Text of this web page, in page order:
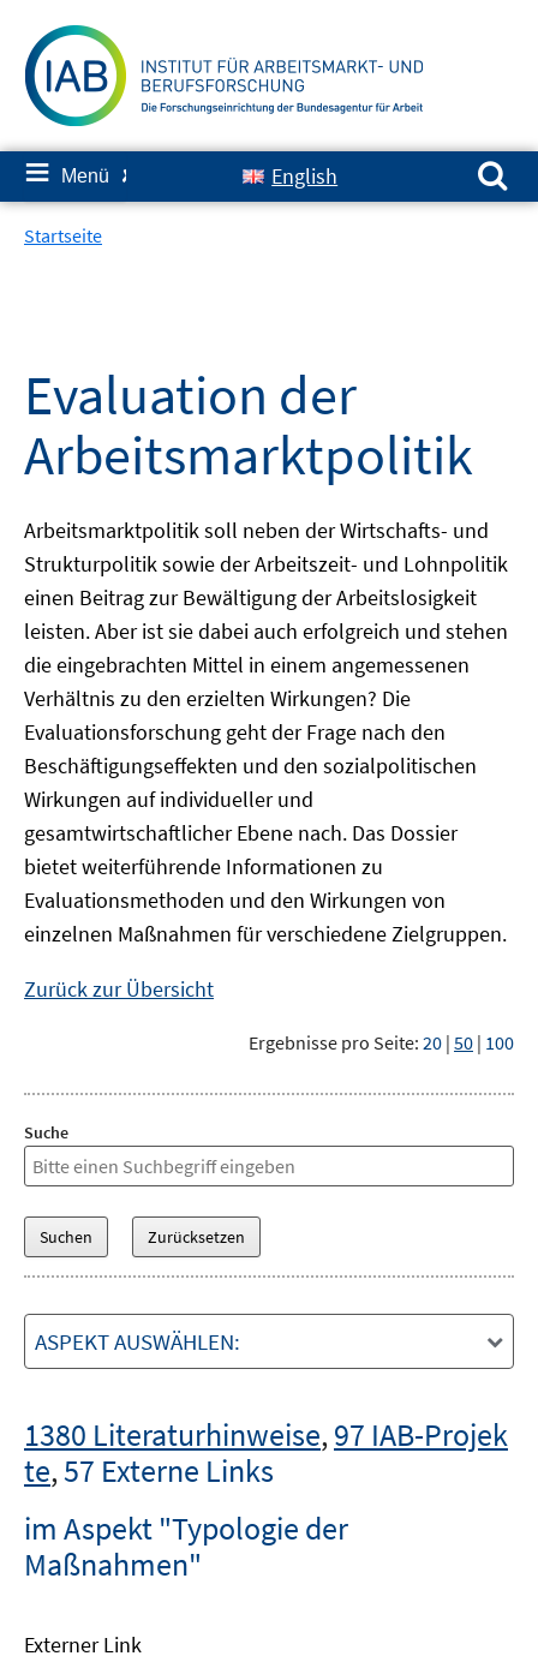
zum
Inhalt
≡ Menü ✘ English
Suchen nach:
Startseite
Evaluation der
Arbeitsmarktpolitik
Arbeitsmarktpolitik soll neben der Wirtschafts- und
Strukturpolitik sowie der Arbeitszeit- und Lohnpolitik
einen Beitrag zur Bewältigung der Arbeitslosigkeit
leisten. Aber ist sie dabei auch erfolgreich und stehen
die eingebrachten Mittel in einem angemessenen
Verhältnis zu den erzielten Wirkungen? Die
Evaluationsforschung geht der Frage nach den
Beschäftigungseffekten und den sozialpolitischen
Wirkungen auf individueller und
gesamtwirtschaftlicher Ebene nach. Das Dossier
bietet weiterführende Informationen zu
Evaluationsmethoden und den Wirkungen von
einzelnen Maßnahmen für verschiedene Zielgruppen.
Zurück zur Übersicht
Ergebnisse pro Seite: 20 | 50 | 100
Suche
ASPEKT AUSWÄHLEN:
1380 Literaturhinweise,97 IAB-Projek
te,57 Externe Links
im Aspekt "Typologie der
Maßnahmen"
Externer Link